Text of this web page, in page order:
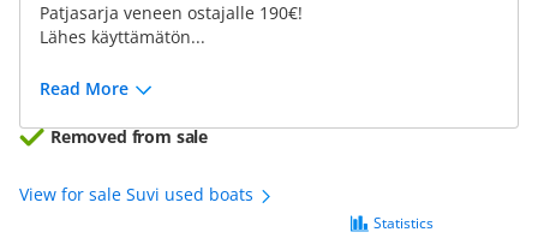
Patjasarja veneen ostajalle 190€!
Lähes käyttämätön...
Read More
Removed from sale
View for sale Suvi used boats
Statistics